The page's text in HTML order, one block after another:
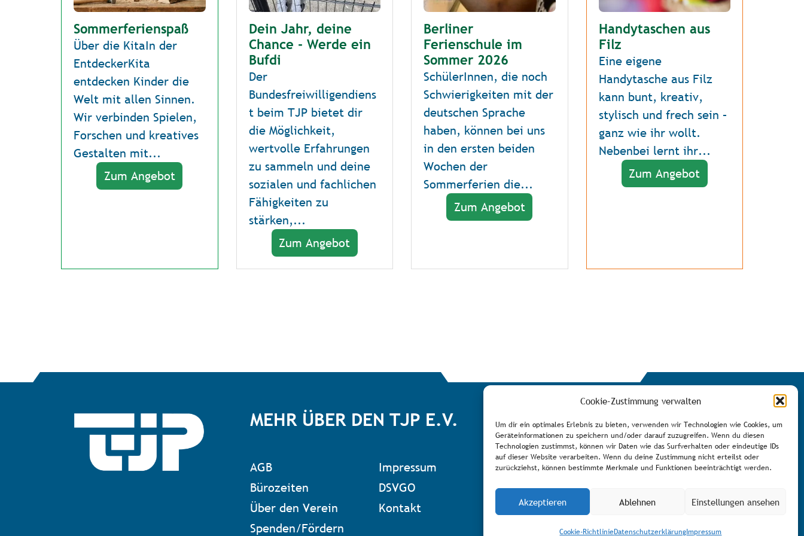
Cookie-Zustimmung verwalten
Um dir ein optimales Erlebnis zu bieten, verwenden wir Technologien wie Cookies, um
Geräteinformationen zu speichern und/oder darauf zuzugreifen. Wenn du diesen
Technologien zustimmst, können wir Daten wie das Surfverhalten oder eindeutige IDs
auf dieser Website verarbeiten. Wenn du deine Zustimmung nicht erteilst oder
zurückziehst, können bestimmte Merkmale und Funktionen beeinträchtigt werden.
Akzeptieren Ablehnen Einstellungen ansehen
Cookie-RichtlinieDatenschutzerklärungImpressum
Sommerferienspaß
Über die KitaIn der
EntdeckerKita
entdecken Kinder die
Welt mit allen Sinnen.
Wir verbinden Spielen,
Forschen und kreatives
Gestalten mit...
Zum Angebot
Dein Jahr, deine
Chance - Werde ein
Bufdi
Der
Bundesfreiwilligendiens
t beim TJP bietet dir
die Möglichkeit,
wertvolle Erfahrungen
zu sammeln und deine
sozialen und fachlichen
Fähigkeiten zu
stärken,...
Zum Angebot
Berliner
Ferienschule im
Sommer 2026
SchülerInnen, die noch
Schwierigkeiten mit der
deutschen Sprache
haben, können bei uns
in den ersten beiden
Wochen der
Sommerferien die...
Zum Angebot
Handytaschen aus
Filz
Eine eigene
Handytasche aus Filz
kann bunt, kreativ,
stylisch und frech sein –
ganz wie ihr wollt.
Nebenbei lernt ihr...
Zum Angebot
MEHR ÜBER DEN TJP E.V.
AGB
Bürozeiten
Über den Verein
Spenden/Fördern
Impressum
DSVGO
Kontakt
Zum Newsletter eintragen